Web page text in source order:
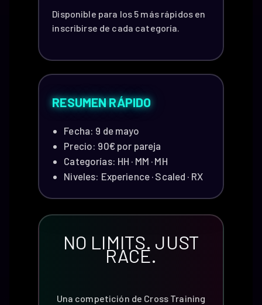
Disponible para los 5 más rápidos en
inscribirse de cada categoría.
RESUMEN RÁPIDO
Fecha: 9 de mayo
Precio: 90€ por pareja
Categorías: HH · MM · MH
Niveles: Experience · Scaled · RX
NO LIMITS. JUST
RACE.
Una competición de Cross Training